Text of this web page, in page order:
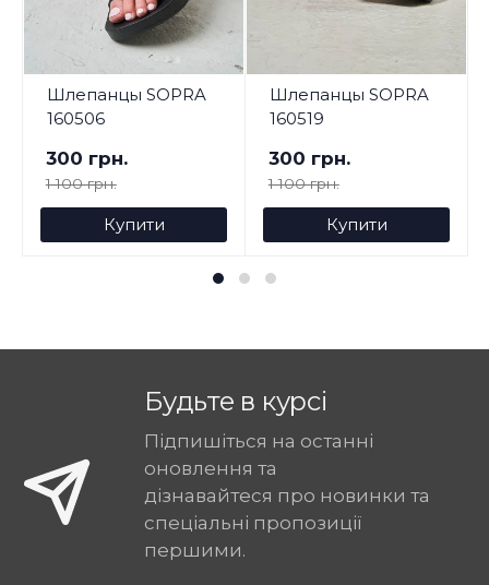
Шлепанцы SOPRA
160506
300 грн.
1 100 грн.
Купити
Шлепанцы SOPRA
160519
300 грн.
1 100 грн.
Купити
Будьте в курсі
Підпишіться на останні
оновлення та
дізнавайтеся про новинки та
спеціальні пропозиції
першими.